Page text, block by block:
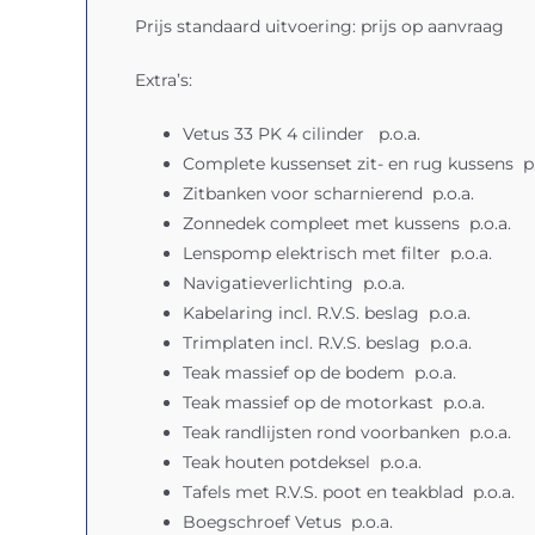
Prijs standaard uitvoering: prijs op aanvraag
Extra’s:
Vetus 33 PK 4 cilinder p.o.a.
Complete kussenset zit- en rug kussens
Zitbanken voor scharnierend p.o.a.
Zonnedek compleet met kussens p.o.a.
Lenspomp elektrisch met filter p.o.a.
Navigatieverlichting p.o.a.
Kabelaring incl. R.V.S. beslag p.o.a.
Trimplaten incl. R.V.S. beslag p.o.a.
Teak massief op de bodem p.o.a.
Teak massief op de motorkast p.o.a.
Teak randlijsten rond voorbanken p.o.a.
Teak houten potdeksel p.o.a.
Tafels met R.V.S. poot en teakblad p.o.a.
Boegschroef Vetus p.o.a.